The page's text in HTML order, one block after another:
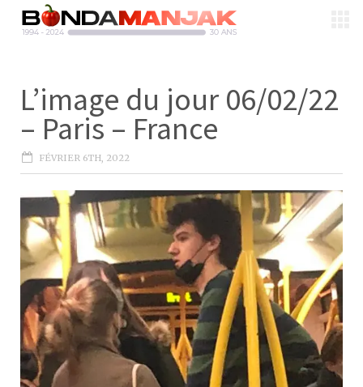
L’image du jour 06/02/22
– Paris – France
FÉVRIER 6TH, 2022